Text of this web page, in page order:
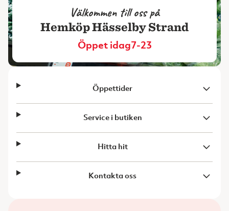
Välkommen till oss på
Hemköp Hässelby Strand
Öppet idag7-23
Öppettider
Service i butiken
Hitta hit
Kontakta oss